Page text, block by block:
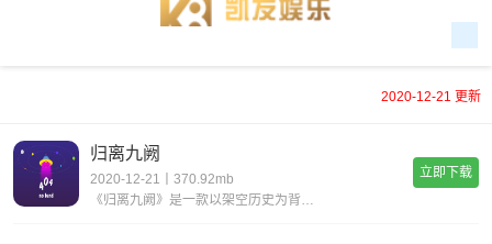
2020-12-21 更新
归离九阙
2020-12-21丨370.92mb
《归离九阙》是一款以架空历史为背景的srpg战棋单机手游，在九族之战的动荡中，玩家将扮演故事的主角离柔，联合各大部族，重整自己的势力，创造一个心中所想的“归离大陆”。然江湖还是那个江湖，而当初的少年，是否还能保持那份纯真？没落王族的后裔公主
立即下载